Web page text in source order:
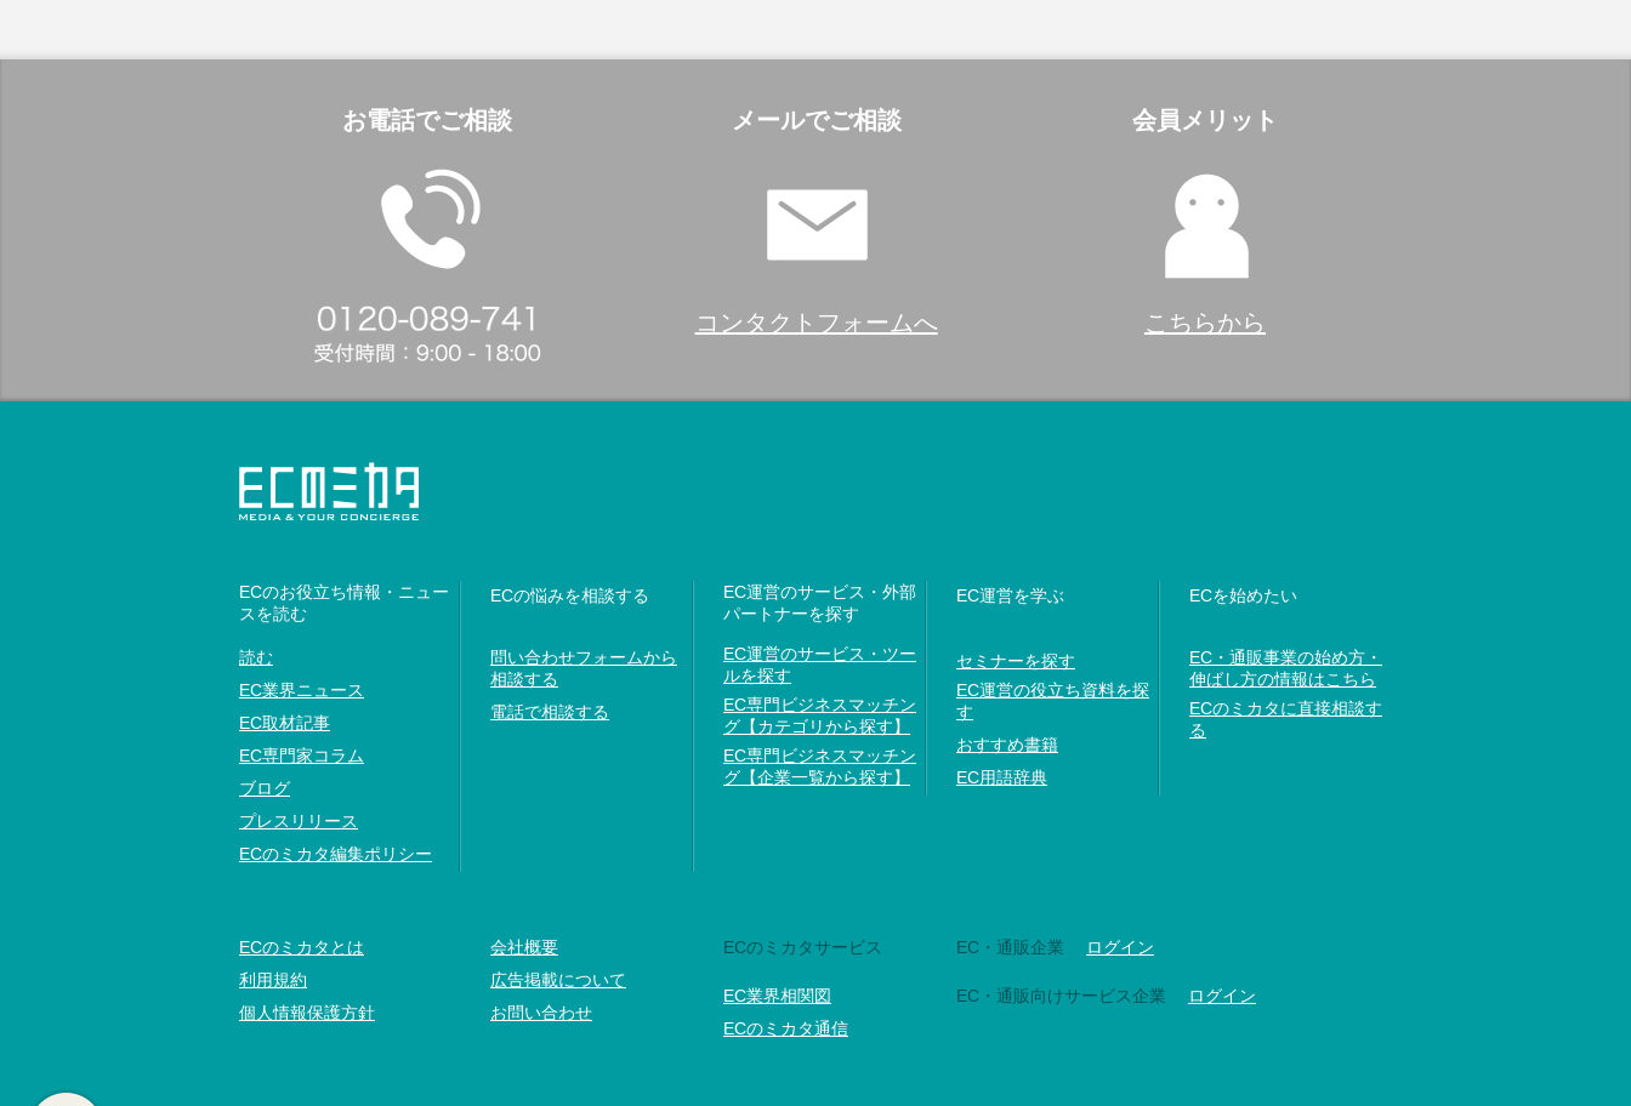
お電話でご相談 メールでご相談
コンタクトフォームへ
会員メリット
こちらから
ECのお役立ち情報・ニュー
スを読む
読む
EC業界ニュース
EC取材記事
EC専門家コラム
ブログ
プレスリリース
ECのミカタ編集ポリシー
ECの悩みを相談する
問い合わせフォームから
相談する
電話で相談する
EC運営のサービス・外部
パートナーを探す
EC運営のサービス・ツー
ルを探す
EC専門ビジネスマッチン
グ【カテゴリから探す】
EC専門ビジネスマッチン
グ【企業一覧から探す】
EC運営を学ぶ
セミナーを探す
EC運営の役立ち資料を探
す
おすすめ書籍
EC用語辞典
ECを始めたい
EC・通販事業の始め方・
伸ばし方の情報はこちら
ECのミカタに直接相談す
る
ECのミカタとは
利用規約
個人情報保護方針
会社概要
広告掲載について
お問い合わせ
ECのミカタサービス
EC業界相関図
ECのミカタ通信
EC・通販企業 ログイン
EC・通販向けサービス企業 ログイン